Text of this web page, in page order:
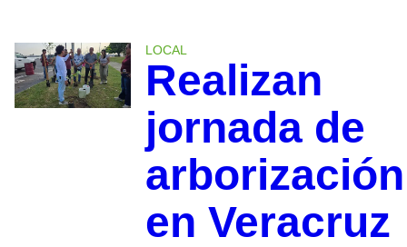
LOCAL
Realizan
jornada de
arborización
en Veracruz